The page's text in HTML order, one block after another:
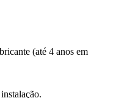
(até 4 anos em